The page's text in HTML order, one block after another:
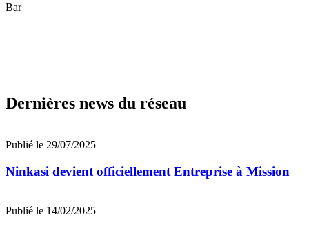
Bar
Dernières news du réseau
Publié le 29/07/2025
Ninkasi devient officiellement Entreprise à Mission
Publié le 14/02/2025